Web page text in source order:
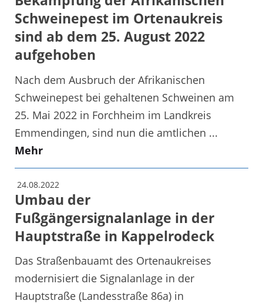
Schweinepest im Ortenaukreis
sind ab dem 25. August 2022
aufgehoben
Nach dem Ausbruch der Afrikanischen
Schweinepest bei gehaltenen Schweinen am
25. Mai 2022 in Forchheim im Landkreis
Emmendingen, sind nun die amtlichen ...
Mehr
24.08.2022
Umbau der
Fußgängersignalanlage in der
Hauptstraße in Kappelrodeck
Das Straßenbauamt des Ortenaukreises
modernisiert die Signalanlage in der
Hauptstraße (Landesstraße 86a) in